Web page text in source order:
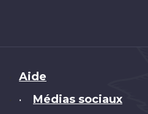
Brand
Aide
• Médias sociaux